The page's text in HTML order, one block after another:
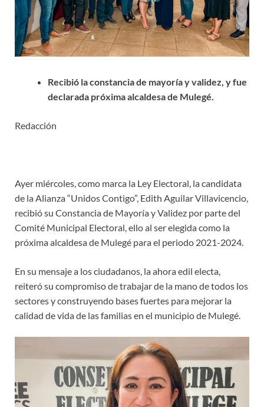
Recibió la constancia de mayoría y validez, y fue
declarada próxima alcaldesa de Mulegé.
Redacción
Ayer miércoles, como marca la Ley Electoral, la candidata
de la Alianza “Unidos Contigo”, Edith Aguilar Villavicencio,
recibió su Constancia de Mayoría y Validez por parte del
Comité Municipal Electoral, ello al ser elegida como la
próxima alcaldesa de Mulegé para el periodo 2021-2024.
En su mensaje a los ciudadanos, la ahora edil electa,
reiteró su compromiso de trabajar de la mano de todos los
sectores y construyendo bases fuertes para mejorar la
calidad de vida de las familias en el municipio de Mulegé.